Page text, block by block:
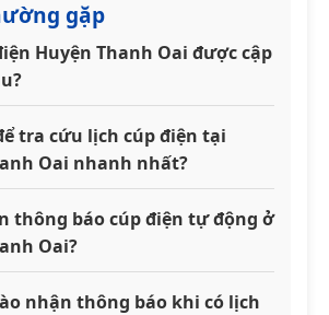
gặp
Huyện Thanh Oai được cập
tra cứu lịch cúp điện tại
Oai nhanh nhất?
thông báo cúp điện tự động ở
Oai?
nhận thông báo khi có lịch